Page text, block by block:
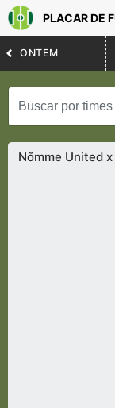
PLACAR DE
ONTEM
Nõmme United